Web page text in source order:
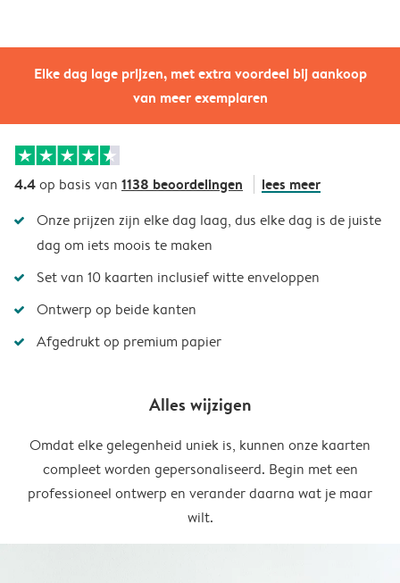
Elke dag lage prijzen, met extra voordeel bij aankoop
van meer exemplaren
4.4op basis van 1138 beoordelingen lees meer
Onze prijzen zijn elke dag laag, dus elke dag is de juiste
dag om iets moois te maken
Set van 10 kaarten inclusief witte enveloppen
Ontwerp op beide kanten
Afgedrukt op premium papier
Alles wijzigen
Omdat elke gelegenheid uniek is, kunnen onze kaarten
compleet worden gepersonaliseerd. Begin met een
professioneel ontwerp en verander daarna wat je maar
wilt.